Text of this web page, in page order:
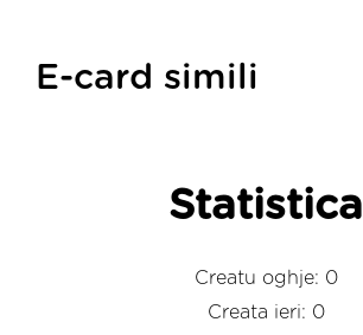
E-card simili
Statistica
Creatu oghje: 0
Creata ieri: 0